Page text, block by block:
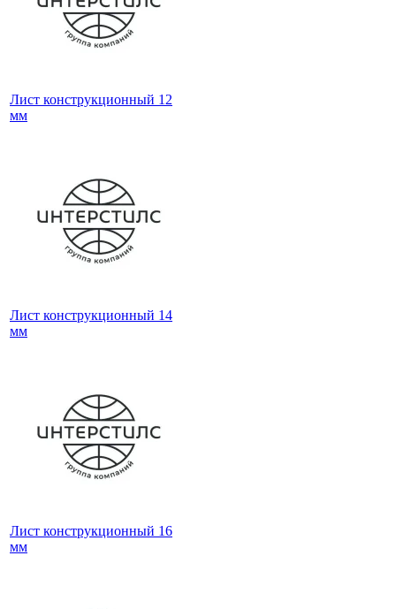
Лист конструкционный 12
мм
Лист конструкционный 14
мм
Лист конструкционный 16
мм